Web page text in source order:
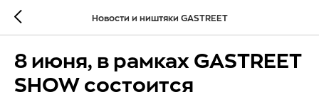
Новости и ништяки GASTREET
8 июня, в рамках GASTREET
SHOW состоится